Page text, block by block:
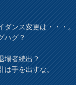
ダンス変更は・・・。
ハグ？
場者続出？
は手を出すな。